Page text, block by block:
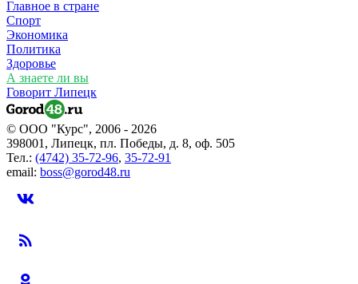
Главное в стране
Спорт
Экономика
Политика
Здоровье
А знаете ли вы
Говорит Липецк
© ООО "Курс", 2006 - 2026
398001, Липецк, пл. Победы, д. 8, оф. 505
Тел.: (4742) 35-72-96, 35-72-91
email: boss@gorod48.ru